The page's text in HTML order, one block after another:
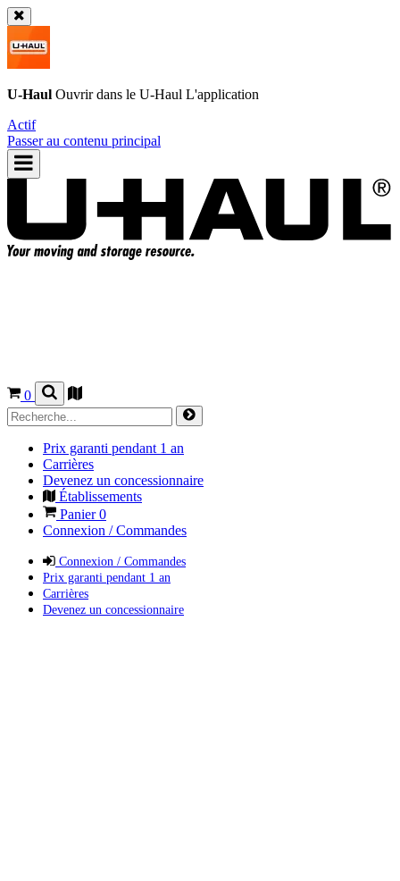
U-Haul Ouvrir dans le U-Haul L'application
Actif
Passer au contenu principal
0
Prix garanti pendant 1 an
Carrières
Devenez un concessionnaire
Établissements
Panier0
Connexion / Commandes
Connexion / Commandes
Prix garanti pendant 1 an
Carrières
Devenez un concessionnaire